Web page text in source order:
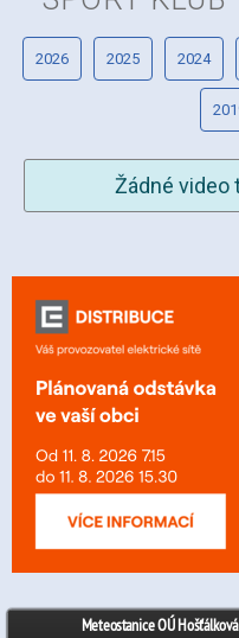
2026 2025 2024
Žádné video